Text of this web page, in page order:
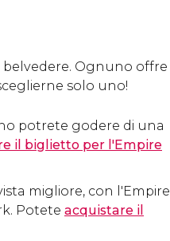
belvedere. Ognuno offre
solo uno!
potrete godere di una
il biglietto per l'Empire
migliore, con l'Empire
Potete acquistare il